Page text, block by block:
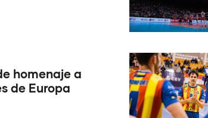
homenaje a
de Europa